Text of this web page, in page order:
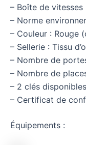
– Boîte de vitesses
– Norme
– Couleur : Rouge
– Sellerie : Tissu
– Nombre de
– Nombre de
– 2 clés disponibles
– Certificat de
Équipements :